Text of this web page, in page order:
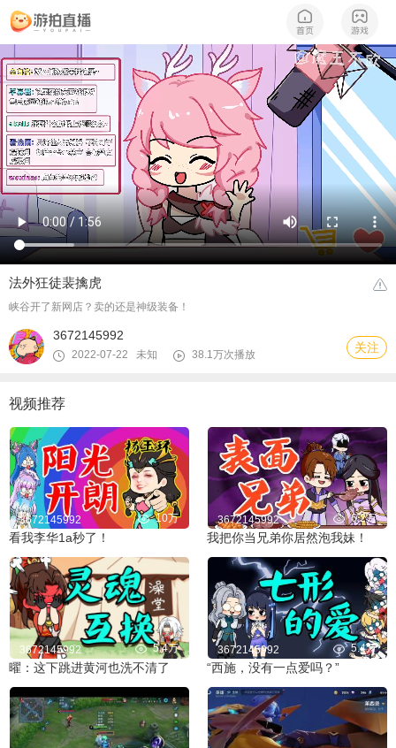
法外狂徒裴擒虎
峡谷开了新网店？卖的还是神级装备！
3672145992
2022-07-22 未知 38.1万次播放 关注
视频推荐
3672145992 10万
看我李华1a秒了！
3672145992 6.2万
我把你当兄弟你居然泡我妹！
3672145992 5.4万
曜：这下跳进黄河也洗不清了
3672145992 5.4万
“西施，没有一点爱吗？”